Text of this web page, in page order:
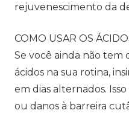
rejuvenescimento da
COMO USAR OS
Se você ainda não
ácidos na sua rotina,
em dias alternados.
ou danos à barreira